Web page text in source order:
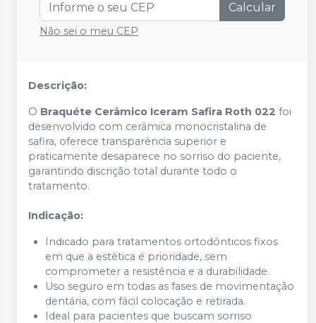
Calcular
Não sei o meu CEP
Descrição:
O Braquéte Cerâmico Iceram Safira Roth 022 foi
desenvolvido com cerâmica monocristalina de
safira, oferece transparência superior e
praticamente desaparece no sorriso do paciente,
garantindo discrição total durante todo o
tratamento.
Indicação:
Indicado para tratamentos ortodônticos fixos
em que a estética é prioridade, sem
comprometer a resistência e a durabilidade.
Uso seguro em todas as fases de movimentação
dentária, com fácil colocação e retirada.
Ideal para pacientes que buscam sorriso